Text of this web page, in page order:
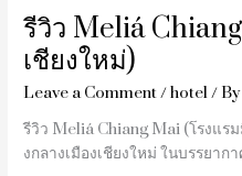
รีวิว Meliá
เชียงใหม่)
Leave a Comment/hotel/ By
รีวิว Meliá Chiang Mai (โรงแร
งกลางเมืองเชียงใหม่ ในบรรยา